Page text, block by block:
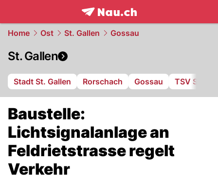
frontpage.NAU.ch
Home Ost St. Gallen Gossau
St. Gallen
Stadt St. Gallen Rorschach Gossau TSV St.
Baustelle:
Lichtsignalanlage an
Feldrietstrasse regelt
Verkehr